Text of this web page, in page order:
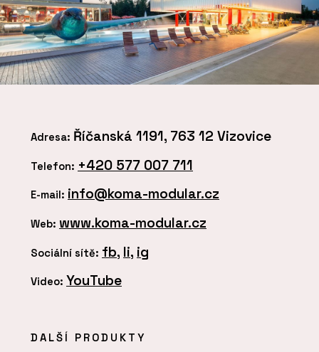
Adresa: Říčanská 1191, 763 12 Vizovice
Telefon: +420 577 007 711
E-mail: info@koma-modular.cz
Web: www.koma-modular.cz
Sociální sítě: fb, li, ig
Video: YouTube
DALŠÍ PRODUKTY